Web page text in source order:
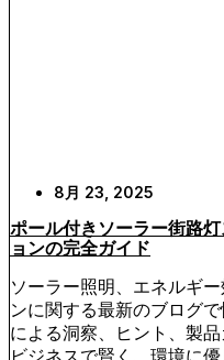
8月 23, 2025
ポール付きソーラー街路
ョンの完全ガイド
ソーラー照明、エネルギ
ンに関する最新のブログ
による洞察、ヒント、製
ビジネスで賢く、環境に